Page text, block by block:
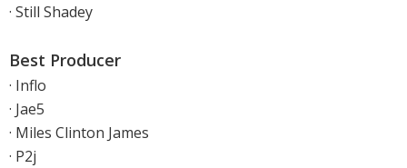
· Still Shadey
Best Producer
· Inflo
· Jae5
· Miles Clinton James
· P2j